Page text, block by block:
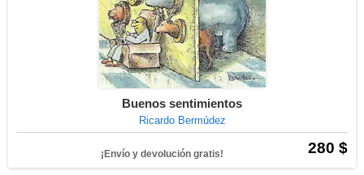
Buenos sentimientos
Ricardo Bermúdez
280 $
¡Envío y devolución gratis!